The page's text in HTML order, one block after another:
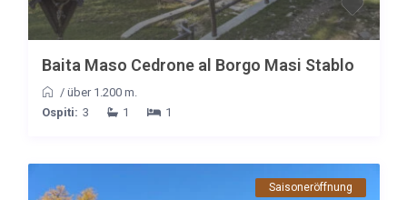
Baita Maso Cedrone al Borgo Masi Stablo
/ über 1.200 m.
Ospiti: 3 1 1
Saisoneröffnung